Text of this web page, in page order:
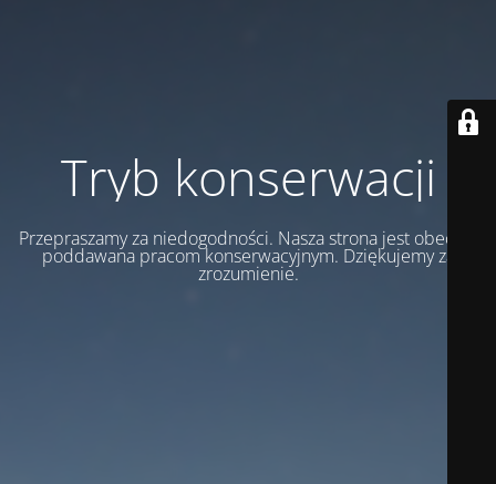
Tryb konserwacji
Przepraszamy za niedogodności. Nasza strona jest obecnie
poddawana pracom konserwacyjnym. Dziękujemy za
zrozumienie.